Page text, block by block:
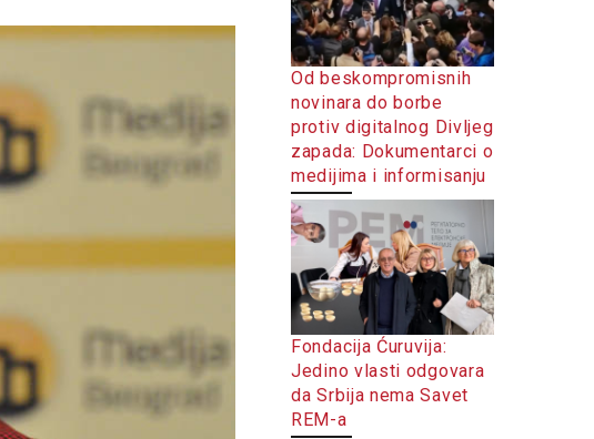
Od beskompromisnih
novinara do borbe
protiv digitalnog Divljeg
zapada: Dokumentarci o
medijima i informisanju
Fondacija Ćuruvija:
Jedino vlasti odgovara
da Srbija nema Savet
REM-a